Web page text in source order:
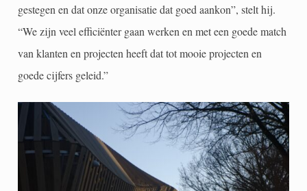
gestegen en dat onze organisatie dat goed aankon”, stelt hij.
“We zijn veel efficiënter gaan werken en met een goede match
van klanten en projecten heeft dat tot mooie projecten en
goede cijfers geleid.”